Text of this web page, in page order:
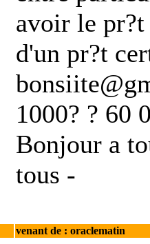
avoir le
d'un pr?t
1000? ? 60
Bonjour a
tous -
venant de : oraclematin